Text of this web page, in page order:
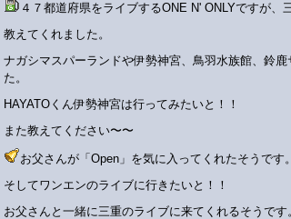
４７都道府県をライブするONE N' ONLYですが、
教えてくれました。
ナガシマスパーランドや伊勢神宮、鳥羽水族館、鈴
た。
HAYATOくん伊勢神宮は行ってみたいと！！
また教えてください〜〜
お父さんが「Open」を気に入ってくれたそうです。
そしてワンエンのライブに行きたいと！！
お父さんと一緒に三重のライブに来てくれるそうです